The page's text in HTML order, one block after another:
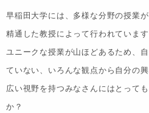
早稲田大学には、多様な分野の授業
精通した教授によって行われていま
ユニークな授業 が山ほどあるため、
ていない、いろんな観点から自分の
広い視野を持つみなさんにはとって
か？